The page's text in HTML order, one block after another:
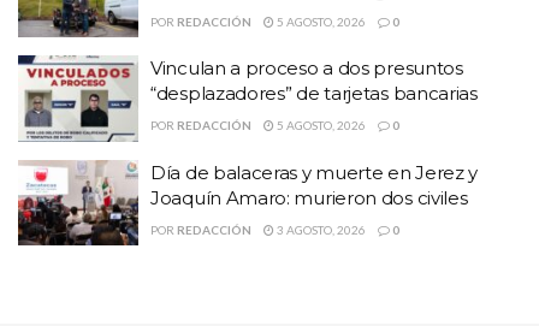
#Un militar muerto y 5 hreridos por volcadura en Villa de Cos
Zacatecas
Lo Mas Destacado
POR REDACCIÓN 5 AGOSTO, 2026 0
Vinculan a proceso a dos presuntos
“desplazadores” de tarjetas bancarias
POR REDACCIÓN 5 AGOSTO, 2026 0
Día de balaceras y muerte en Jerez y
Joaquín Amaro: murieron dos civiles
POR REDACCIÓN 3 AGOSTO, 2026 0